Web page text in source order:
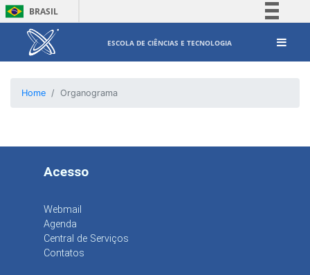
BRASIL
ESCOLA DE CIÊNCIAS E TECNOLOGIA
Home Organograma
Acesso
Webmail
Agenda
Central de Serviços
Contatos